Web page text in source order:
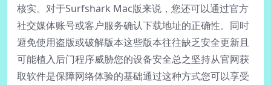
核实。对于Surfshark Mac版来说，您还可以通过官方
社交媒体账号或客户服务确认下载地址的正确性。同时
避免使用盗版或破解版本这些版本往往缺乏安全更新且
可能植入后门程序威胁您的设备安全总之坚持从官网获
取软件是保障网络体验的基础通过这种方式您可以享受